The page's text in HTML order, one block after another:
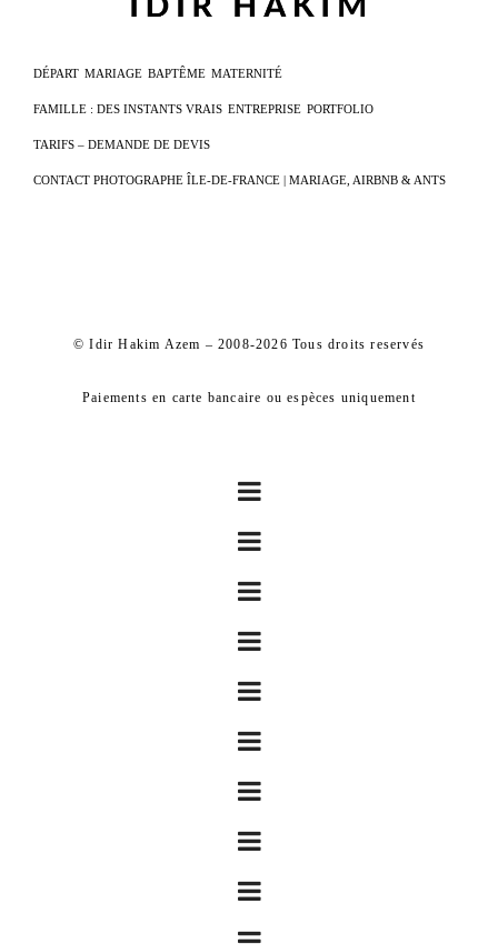
DÉPART MARIAGE BAPTÊME MATERNITÉ
FAMILLE : DES INSTANTS VRAIS ENTREPRISE PORTFOLIO
TARIFS – DEMANDE DE DEVIS
CONTACT PHOTOGRAPHE ÎLE-DE-FRANCE | MARIAGE, AIRBNB & ANTS
© Idir Hakim Azem – 2008-2026 Tous droits reservés
Paiements en carte bancaire ou espèces uniquement